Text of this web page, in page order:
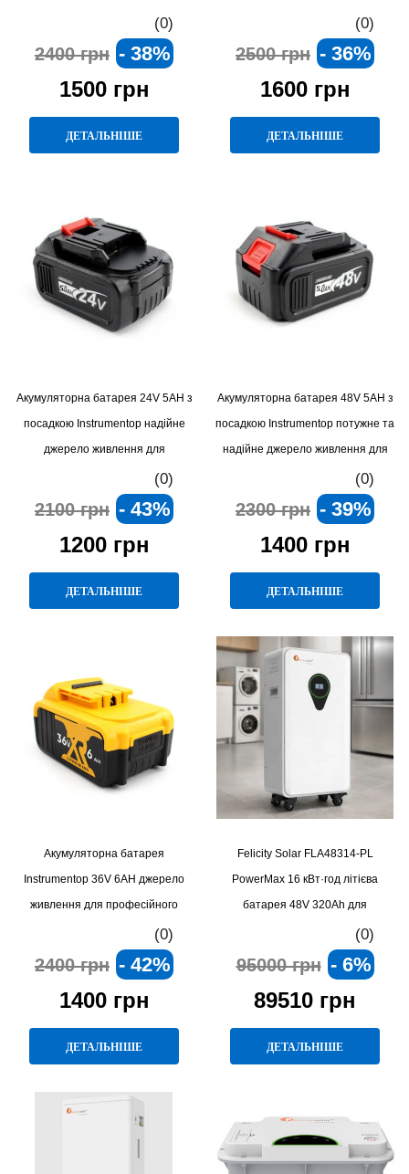
автономність для професійних
електроінструментів
(0)
2400 грн - 38%
1500 грн
ДЕТАЛЬНІШЕ
професійних електроінструментів
(0)
2500 грн - 36%
1600 грн
ДЕТАЛЬНІШЕ
Акумуляторна батарея 24V 5AH з
посадкою Instrumentop надійне
джерело живлення для
електроінструментів з високою
автономністю
(0)
2100 грн - 43%
1200 грн
ДЕТАЛЬНІШЕ
Акумуляторна батарея 48V 5AH з
посадкою Instrumentop потужне та
надійне джерело живлення для
професійних електроінструментів
(0)
2300 грн - 39%
1400 грн
ДЕТАЛЬНІШЕ
Акумуляторна батарея
Instrumentop 36V 6AH джерело
живлення для професійного
електроінструменту(0)
2400 грн - 42%
1400 грн
ДЕТАЛЬНІШЕ
Felicity Solar FLA48314-PL
PowerMax 16 кВт·год літієва
батарея 48V 320Ah для
(0)
95000 грн - 6%
89510 грн
ДЕТАЛЬНІШЕ